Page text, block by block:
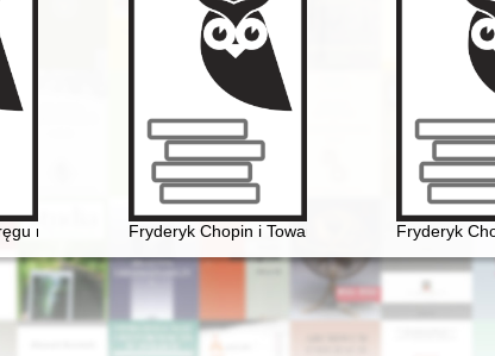
rodziny Fryderyka Chopina
Fryderyk Chopin i Towarzystwo Politechniczne
Fryderyk